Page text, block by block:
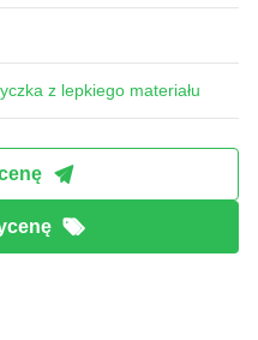
z lepkiego materiału